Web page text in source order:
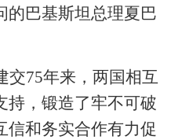
的巴基斯坦总理夏巴
交75年来，两国相互
持，锻造了牢不可破
信和务实合作有力促